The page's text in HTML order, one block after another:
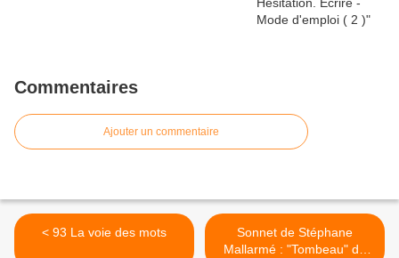
Commentaires
Ajouter un commentaire
< 93 La voie des mots
Sonnet de Stéphane
Mallarmé : "Tombeau" de